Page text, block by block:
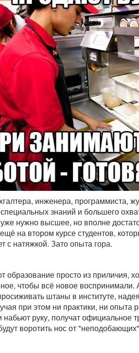
инженера, программиста,
знаний и большего
нужно высшее, но вполне
на втором курсе студентов,
с натяжкой. Зато опыта гора.
образование просто из приличия,
чтобы всё новое воспринимали.
штаны в институте,
при этом ни практики, ни
руку, получат официальное
воротить нос от